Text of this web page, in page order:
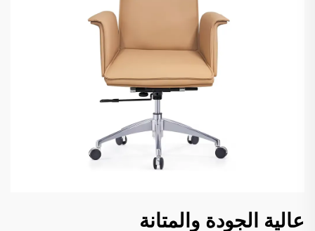
عالية الجودة والمتانة